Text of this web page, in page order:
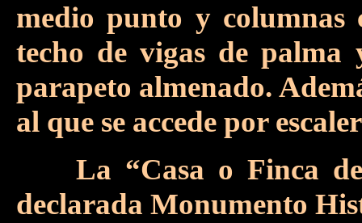
medio punto y columnas
techo de vigas de
parapeto almenado.
al que se accede por
La “Casa o Finca
declarada Monumento